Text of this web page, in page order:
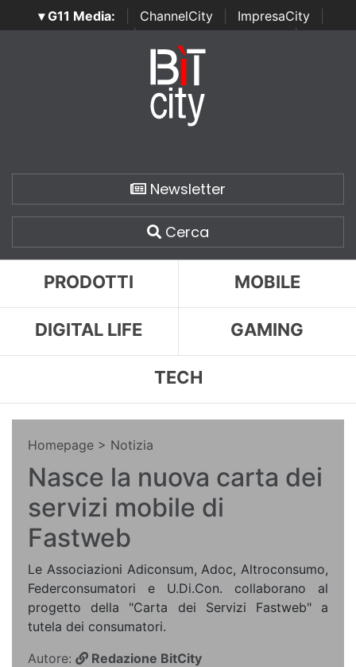
▾ G11 Media: ChannelCity ImpresaCity
SecurityOpenLab | Italian Channel Awards | Italian
Italian Security Awards
Newsletter
Cerca
PRODOTTI MOBILE
DIGITAL LIFE GAMING
TECH
Homepage > Notizia
Nasce la nuova carta dei
servizi mobile di
Fastweb
Le Associazioni Adiconsum, Adoc, Altroconsumo,
Federconsumatori e U.Di.Con. collaborano al
progetto della "Carta dei Servizi Fastweb" a
tutela dei consumatori.
Autore:
Redazione BitCity